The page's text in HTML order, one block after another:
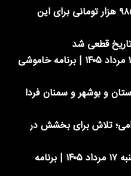
خبر داغ از واریز یارانه ۲ میلیون و ۹۸۵ هزار تومانی برای این
تاریخ قطعی شد
جدول قطعی برق مشهد روز شنبه ۱۷ مرداد ۱۴۰۵ | برنامه خاموشی
و بوشهر و سمنان فردا
تلاش برای بخشش در
جدول قطعی برق البرز و کرج روز شنبه ۱۷ مرداد ۱۴۰۵ | برنامه